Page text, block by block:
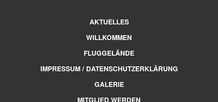
AKTUELLES
WILLKOMMEN
FLUGGELÄNDE
IMPRESSUM / DATENSCHUTZERKLÄRUNG
GALERIE
MITGLIED WERDEN